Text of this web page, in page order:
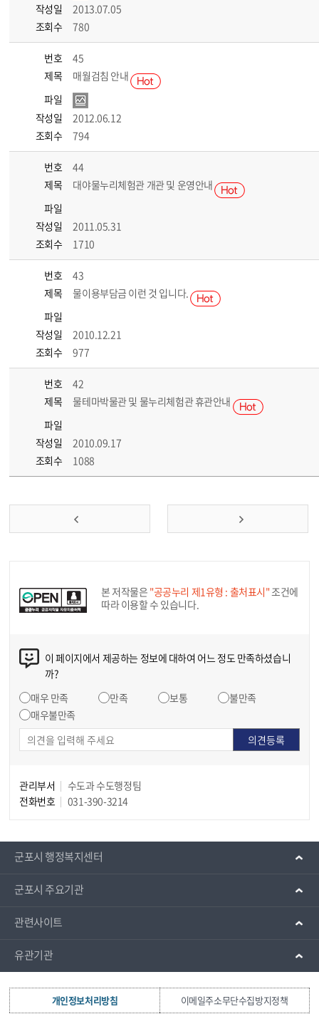
작성일
2013.07.05
조회수
780
번호
45
제목
매월검침 안내
파일
작성일
2012.06.12
조회수
794
번호
44
제목
대야물누리체험관 개관 및 운영안내
파일
작성일
2011.05.31
조회수
1710
번호
43
제목
물이용부담금 이런 것 입니다.
파일
작성일
2010.12.21
조회수
977
번호
42
제목
물테마박물관 및 물누리체험관 휴관안내
파일
작성일
2010.09.17
조회수
1088
본 저작물은 "공공누리 제1유형 : 출처표시"조건에
따라 이용할 수 있습니다.
이 페이지에서 제공하는 정보에 대하여 어느 정도 만족하셨습니
까?
매우 만족
만족 보통
불만족
매우불만족
관리부서
수도과 수도행정팀
전화번호
031-390-3214
군포시 행정복지센터
군포시 주요기관
관련사이트
유관기관
개인정보처리방침 이메일주소무단수집방지정책